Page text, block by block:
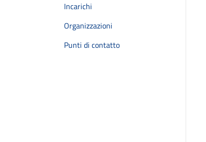
Incarichi
Organizzazioni
Punti di contatto